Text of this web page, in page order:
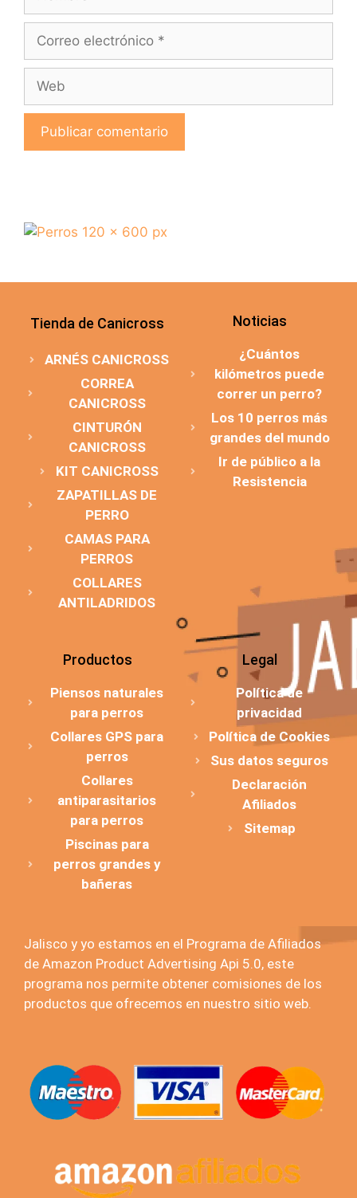
Tienda de Canicross
ARNÉS CANICROSS
CORREA
CANICROSS
CINTURÓN
CANICROSS
KIT CANICROSS
ZAPATILLAS DE
PERRO
CAMAS PARA
PERROS
COLLARES
ANTILADRIDOS
Noticias
¿Cuántos
kilómetros puede
correr un perro?
Los 10 perros más
grandes del mundo
Ir de público a la
Resistencia
Productos
Piensos naturales
para perros
Collares GPS para
perros
Collares
antiparasitarios
para perros
Piscinas para
perros grandes y
bañeras
Legal
Política de
privacidad
Política de Cookies
Sus datos seguros
Declaración
Afiliados
Sitemap
Jalisco y yo estamos en el Programa de Afiliados
de Amazon Product Advertising Api 5.0, este
programa nos permite obtener comisiones de los
productos que ofrecemos en nuestro sitio web.